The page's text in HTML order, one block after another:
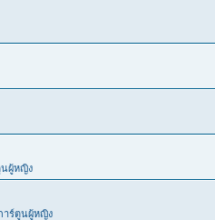
นผู้หญิง
าร์ตูนผู้หญิง